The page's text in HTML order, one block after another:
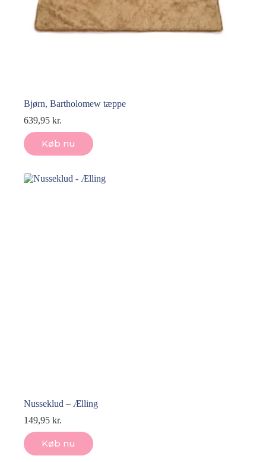
Bjørn, Bartholomew tæppe
639,95 kr.
Køb nu
Nusseklud – Ælling
149,95 kr.
Køb nu